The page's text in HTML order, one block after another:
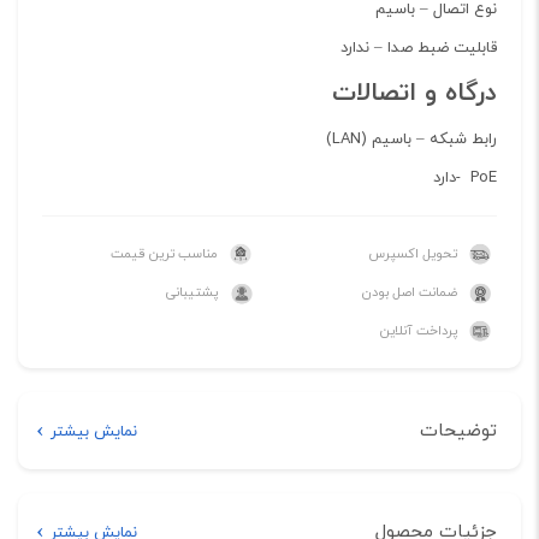
نوع اتصال – باسیم
قابلیت ضبط صدا – ندارد
درگاه و اتصالات
رابط شبکه – باسيم (LAN)
PoE -دارد
تحویل اکسپرس
مناسب ترین قیمت
ضمانت اصل بودن
پشتیبانی
پرداخت آنلاین
توضیحات نمایش بیشتر
جزئیات محصول نمایش بیشتر